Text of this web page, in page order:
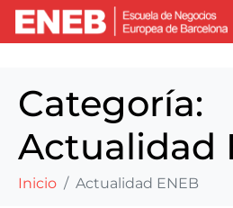
Categoría:
Actualidad
Inicio Actualidad ENEB